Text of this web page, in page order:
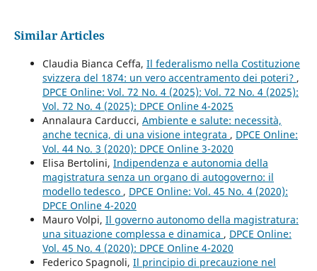
Similar Articles
Claudia Bianca Ceffa, Il federalismo nella Costituzione
svizzera del 1874: un vero accentramento dei poteri? ,
DPCE Online: Vol. 72 No. 4 (2025): Vol. 72 No. 4 (2025):
Vol. 72 No. 4 (2025): DPCE Online 4-2025
Annalaura Carducci, Ambiente e salute: necessità,
anche tecnica, di una visione integrata , DPCE Online:
Vol. 44 No. 3 (2020): DPCE Online 3-2020
Elisa Bertolini, Indipendenza e autonomia della
magistratura senza un organo di autogoverno: il
modello tedesco , DPCE Online: Vol. 45 No. 4 (2020):
DPCE Online 4-2020
Mauro Volpi, Il governo autonomo della magistratura:
una situazione complessa e dinamica , DPCE Online:
Vol. 45 No. 4 (2020): DPCE Online 4-2020
Federico Spagnoli, Il principio di precauzione nel